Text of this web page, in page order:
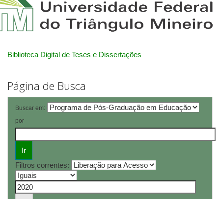
Biblioteca Digital de Teses e Dissertações
Página de Busca
Buscar em:
por
Filtros correntes: